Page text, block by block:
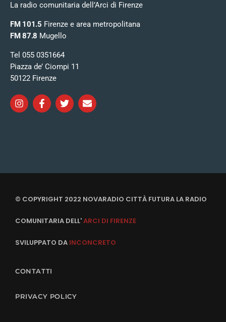
La radio comunitaria dell’Arci di Firenze
FM 101.5 Firenze e area metropolitana
FM 87.8 Mugello
Tel 055 0351664
Piazza de’ Ciompi 11
50122 Firenze
© COPYRIGHT 2022 NOVARADIO CITTÀ FUTURA LA RADIO
COMUNITARIA DELL'ARCI DI FIRENZE
SVILUPPATO DA INCONCRETO
CONTATTI
PRIVACY POLICY